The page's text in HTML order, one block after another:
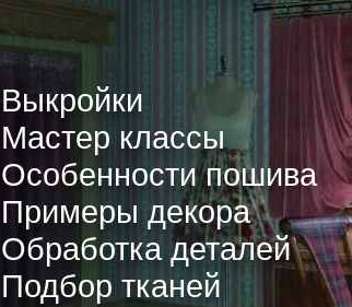
Выкройки
Мастер классы
Особенности пошива
Примеры декора
Обработка деталей
Подбор тканей